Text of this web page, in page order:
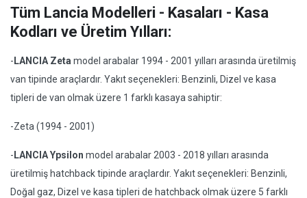
Tüm Lancia Modelleri - Kasaları - Kasa
Kodları ve Üretim Yılları:
- LANCIA Zeta model arabalar 1994 - 2001 yılları arasında üretilmiş
van tipinde araçlardır. Yakıt seçenekleri: Benzinli, Dizel ve kasa
tipleri de van olmak üzere 1 farklı kasaya sahiptir:
-Zeta (1994 - 2001)
- LANCIA Ypsilon model arabalar 2003 - 2018 yılları arasında
üretilmiş hatchback tipinde araçlardır. Yakıt seçenekleri: Benzinli,
Doğal gaz, Dizel ve kasa tipleri de hatchback olmak üzere 5 farklı